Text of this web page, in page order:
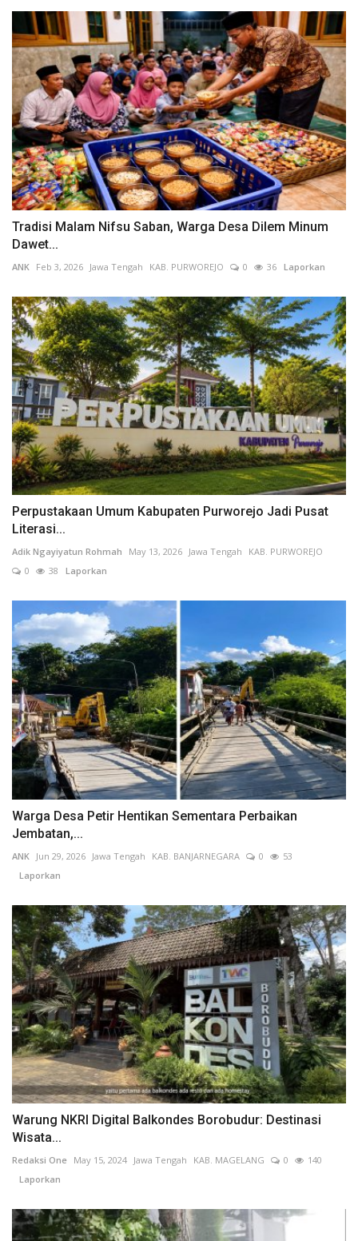
Tradisi Malam Nifsu Saban, Warga Desa Dilem Minum
Dawet...
ANK Feb 3, 2026 Jawa Tengah KAB. PURWOREJO 0 36 Laporkan
Perpustakaan Umum Kabupaten Purworejo Jadi Pusat
Literasi...
Adik Ngayiyatun Rohmah May 13, 2026 Jawa Tengah
KAB. PURWOREJO
0
38 Laporkan
Warga Desa Petir Hentikan Sementara Perbaikan
Jembatan,...
ANK Jun 29, 2026 Jawa Tengah KAB. BANJARNEGARA 0
53
Laporkan
Warung NKRI Digital Balkondes Borobudur: Destinasi
Wisata...
Redaksi One May 15, 2024 Jawa Tengah KAB. MAGELANG 0
140
Laporkan